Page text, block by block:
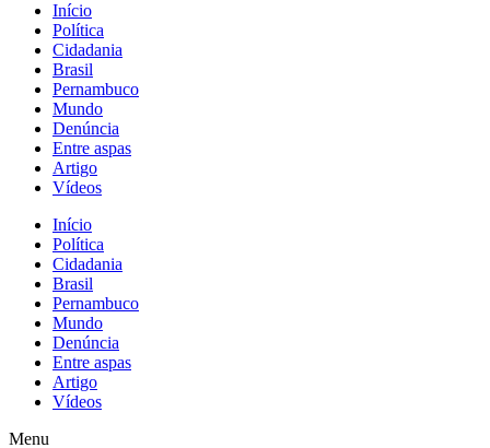
Início
Política
Cidadania
Brasil
Pernambuco
Mundo
Denúncia
Entre aspas
Artigo
Vídeos
Início
Política
Cidadania
Brasil
Pernambuco
Mundo
Denúncia
Entre aspas
Artigo
Vídeos
Menu